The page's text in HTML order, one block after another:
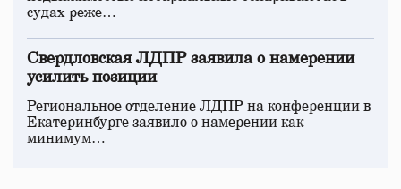
судах реже…
Свердловская ЛДПР заявила о намерении
усилить позиции
Региональное отделение ЛДПР на конференции в
Екатеринбурге заявило о намерении как
минимум…